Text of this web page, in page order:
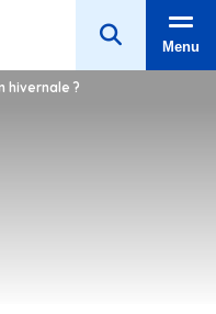
Menu
hivernale ?